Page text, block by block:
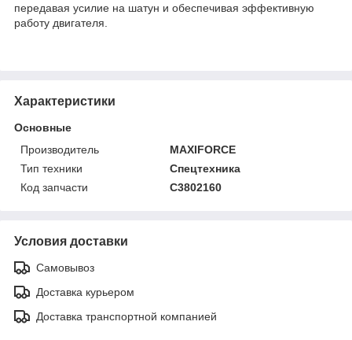
передавая усилие на шатун и обеспечивая эффективную
работу двигателя.
Характеристики
Основные
Производитель
MAXIFORCE
Тип техники
Спецтехника
Код запчасти
C3802160
Условия доставки
Самовывоз
Доставка курьером
Доставка транспортной компанией